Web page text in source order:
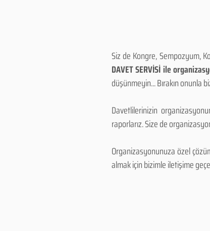
Siz de Kongre, Sempozyum,
DAVET SERVİSİ ile
düşünmeyin... Bırakın onunla
Davetlilerinizin
raporlarız. Size de
Organizasyonunuza özel
almak için bizimle iletişime